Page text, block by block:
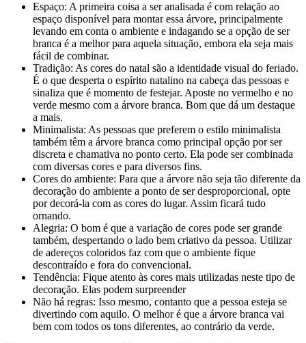
Espaço: A primeira coisa a ser analisada é com relação ao
espaço disponível para montar essa árvore, principalmente
levando em conta o ambiente e indagando se a opção de ser
branca é a melhor para aquela situação, embora ela seja mais
fácil de combinar.
Tradição: As cores do natal são a identidade visual do feriado.
É o que desperta o espírito natalino na cabeça das pessoas e
sinaliza que é momento de festejar. Aposte no vermelho e no
verde mesmo com a árvore branca. Bom que dá um destaque
a mais.
Minimalista: As pessoas que preferem o estilo minimalista
também têm a árvore branca como principal opção por ser
discreta e chamativa no ponto certo. Ela pode ser combinada
com diversas cores e para diversos fins.
Cores do ambiente: Para que a árvore não seja tão diferente da
decoração do ambiente a ponto de ser desproporcional, opte
por decorá-la com as cores do lugar. Assim ficará tudo
ornando.
Alegria: O bom é que a variação de cores pode ser grande
também, despertando o lado bem criativo da pessoa. Utilizar
de adereços coloridos faz com que o ambiente fique
descontraído e fora do convencional.
Tendência: Fique atento às cores mais utilizadas neste tipo de
decoração. Elas podem surpreender
Não há regras: Isso mesmo, contanto que a pessoa esteja se
divertindo com aquilo. O melhor é que a árvore branca vai
bem com todos os tons diferentes, ao contrário da verde.